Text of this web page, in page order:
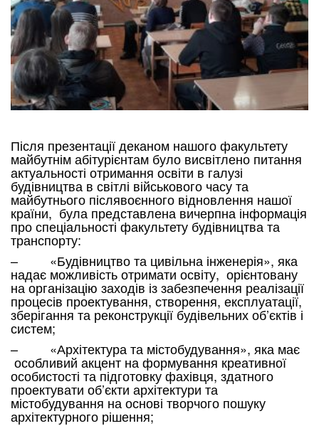
Після презентації деканом нашого факультету
майбутнім абітурієнтам було висвітлено питання
актуальності отримання освіти в галузі
будівництва в світлі військового часу та
майбутнього післявоєнного відновлення нашої
країни, була представлена вичерпна інформація
про спеціальності факультету будівництва та
транспорту:
– «Будівництво та цивільна інженерія», яка
надає можливість отримати освіту, орієнтовану
на організацію заходів із забезпечення реалізації
процесів проектування, створення, експлуатації,
зберігання та реконструкції будівельних об’єктів і
систем;
– «Архітектура та містобудування», яка має
особливий акцент на формування креативної
особистості та підготовку фахівця, здатного
проектувати об’єкти архітектури та
містобудування на основі творчого пошуку
архітектурного рішення;